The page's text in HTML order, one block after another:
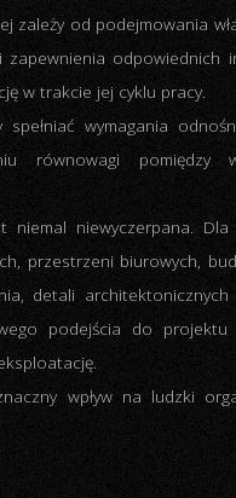
od podejmowania
odpowiednich
w trakcie jej cyklu pracy.
wymagania
równowagi pomiędzy
niewyczerpana.
przestrzeni biurowych,
detali
podejścia do
wpływ na ludzki